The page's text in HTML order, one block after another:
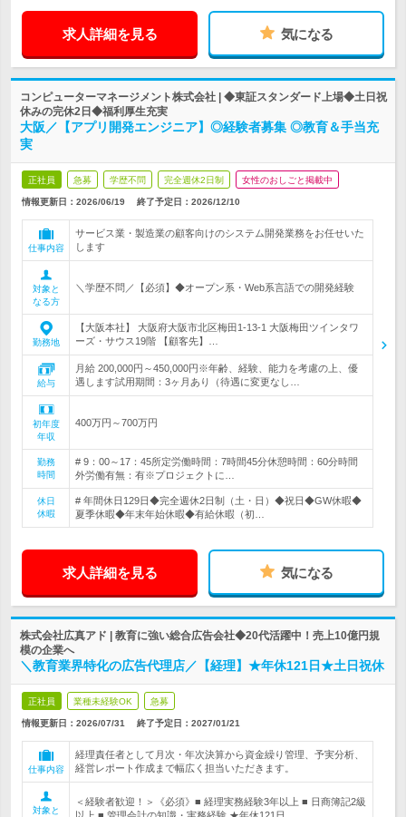
求人詳細を見る 気になる
コンピューターマネージメント株式会社 | ◆東証スタンダード上場◆土日祝
休みの完休2日◆福利厚生充実
大阪／【アプリ開発エンジニア】◎経験者募集 ◎教育＆手当充
実
正社員 急募 学歴不問 完全週休2日制 女性のおしごと掲載中
情報更新日：2026/06/19 終了予定日： 2026/12/10
仕事内容
サービス業・製造業の顧客向けのシステム開発業務をお任せいた
します
対象と
なる方
＼学歴不問／【必須】◆オープン系・Web系言語での開発経験
勤務地
【大阪本社】 大阪府大阪市北区梅田1-13-1 大阪梅田ツインタワ
ーズ・サウス19階 【顧客先】…
給与
月給 200,000円～450,000円※年齢、経験、能力を考慮の上、優
遇します試用期間：3ヶ月あり（待遇に変更なし…
初年度
年収
400万円～700万円
勤務
時間
# 9：00～17：45所定労働時間：7時間45分休憩時間：60分時間
外労働有無：有※プロジェクトに…
休日
休暇
# 年間休日129日◆完全週休2日制（土・日）◆祝日◆GW休暇◆
夏季休暇◆年末年始休暇◆有給休暇（初…
求人詳細を見る 気になる
株式会社広真アド | 教育に強い総合広告会社◆20代活躍中！売上10億円規
模の企業へ
＼教育業界特化の広告代理店／【経理】★年休121日★土日祝休
正社員 業種未経験OK 急募
情報更新日：2026/07/31 終了予定日： 2027/01/21
仕事内容
経理責任者として月次・年次決算から資金繰り管理、予実分析、
経営レポート作成まで幅広く担当いただきます。
対象と
＜経験者歓迎！＞《必須》■ 経理実務経験3年以上 ■ 日商簿記2級